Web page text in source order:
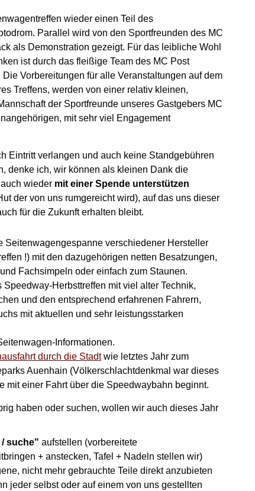
wieder einen Teil des
Parallel wird von den Sportfreunden des MC
als Demonstration gezeigt. Für das leibliche Wohl
ist durch das fleißige Team des MC Post
Vorbereitungen für alle Veranstaltungen auf dem
Treffens, werden von einer relativ kleinen,
der Sportfreunde unseres Gastgebers MC
mit sehr viel Engagement
Eintritt verlangen und auch keine Standgebühren
denke ich, wir können als kleinen Dank die
wieder mit einer Spende unterstützen
der von uns rumgereicht wird), auf das uns dieser
für die Zukunft erhalten bleibt.
Seitenwagengespanne verschiedener Hersteller
!) mit den dazugehörigen netten Besatzungen,
Fachsimpeln oder einfach zum Staunen.
Herbsttreffen mit viel alter Technik,
und den entsprechend erfahrenen Fahrern,
mit aktuellen und sehr leistungsstarken
Informationen.
durch die Stadtwie letztes Jahr zum
Auenhain (Völkerschlachtdenkmal war dieses
mit einer Fahrt über die Speedwaybahn beginnt.
haben oder suchen, wollen wir auch dieses Jahr
/ suche" aufstellen (vorbereitete
+ anstecken, Tafel + Nadeln stellen wir)
nicht mehr gebrauchte Teile direkt anzubieten
jeder selbst oder auf einem von uns gestellten